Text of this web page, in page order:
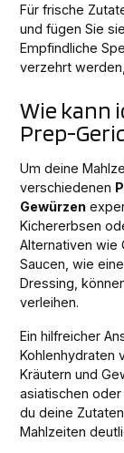
Für frische
und fügen Sie
Empfindliche
verzehrt
Wie kann
Prep-
Um deine
verschiedenen
Gewürzen
Kichererbsen
Alternativen wie
Saucen, wie
Dressing,
verleihen.
Ein hilfreicher
Kohlenhydraten
Kräutern und
asiatischen
du deine
Mahlzeiten